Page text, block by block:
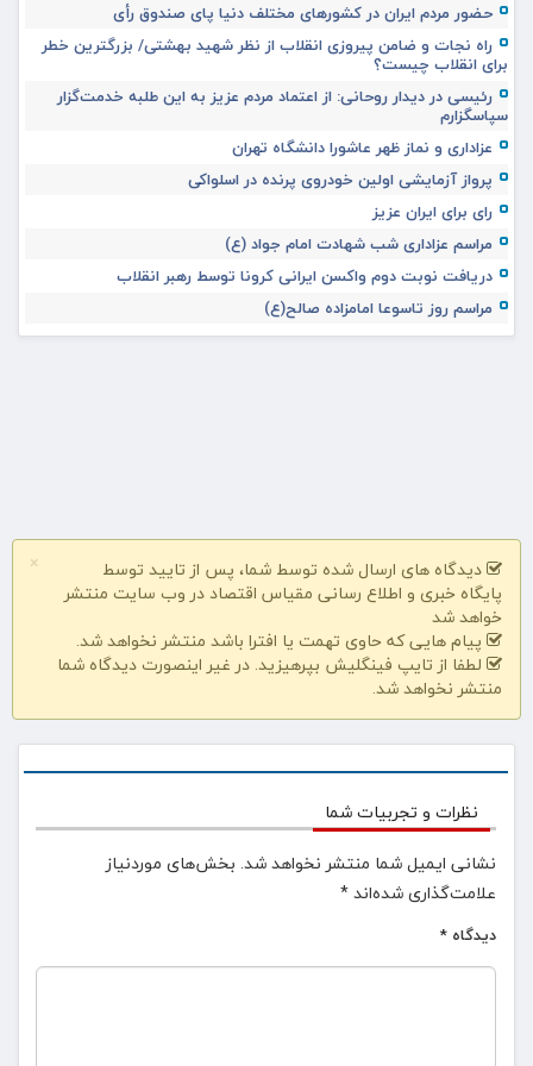
حضور مردم ایران در کشورهای مختلف دنیا پای صندوق رأی
راه نجات و ضامن پیروزی انقلاب از نظر شهید بهشتی/ بزرگترین خطر
برای انقلاب چیست؟
رئیسی در دیدار روحانی: از اعتماد مردم عزیز به این طلبه خدمت‌گزار
سپاسگزارم
عزاداری و نماز ظهر عاشورا دانشگاه تهران
پرواز آزمایشی اولین خودروی پرنده در اسلواکی
رای برای ایران عزیز
مراسم عزاداری شب شهادت امام جواد (ع)
دریافت نوبت دوم واکسن ایرانی کرونا توسط رهبر انقلاب
مراسم روز تاسوعا امامزاده صالح(ع)
×
دیدگاه های ارسال شده توسط شما، پس از تایید توسط
پایگاه خبری و اطلاع رسانی مقیاس اقتصاد در وب سایت منتشر
خواهد شد
پیام هایی که حاوی تهمت یا افترا باشد منتشر نخواهد شد.
لطفا از تایپ فینگلیش بپرهیزید. در غیر اینصورت دیدگاه شما
منتشر نخواهد شد.
نظرات و تجربیات شما
نشانی ایمیل شما منتشر نخواهد شد. بخش‌های موردنیاز
علامت‌گذاری شده‌اند*
دیدگاه *